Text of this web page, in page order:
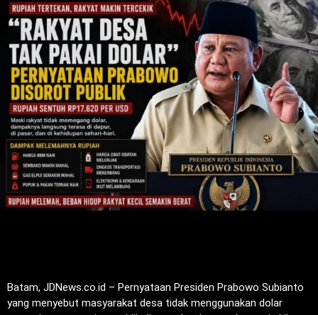
‎Batam, JDNews.co.id – Pernyataan Presiden Prabowo Subianto
yang menyebut masyarakat desa tidak menggunakan dolar